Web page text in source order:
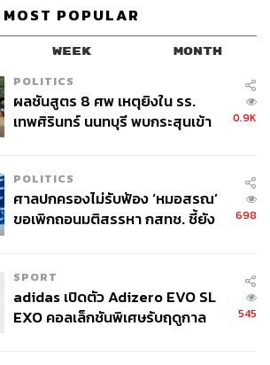
MOST POPULAR
WEEK MONTH
POLITICS
ผลชันสูตร 8 ศพ เหตุยิงใน รร.
เทพศิรินทร์ นนทบุรี พบกระสุนเข้า
0.9K
POLITICS
ศาลปกครองไม่รับฟ้อง ‘หมอสรณ’
ขอเพิกถอนมติสรรหา กสทช. ชี้ยัง
698
SPORT
adidas เปิดตัว Adizero EVO SL
EXO คอลเล็กชันพิเศษรับฤดูกาล
545